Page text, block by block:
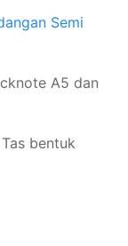
Semi
A5 dan
bentuk